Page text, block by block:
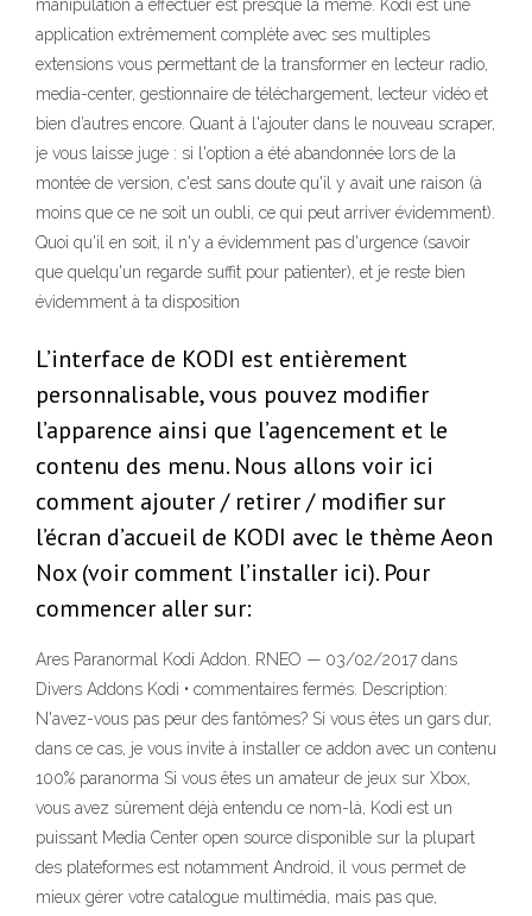
manipulation à effectuer est presque la même. Kodi est une
application extrêmement complète avec ses multiples
extensions vous permettant de la transformer en lecteur radio,
media-center, gestionnaire de téléchargement, lecteur vidéo et
bien d’autres encore. Quant à l'ajouter dans le nouveau scraper,
je vous laisse juge : si l'option a été abandonnée lors de la
montée de version, c'est sans doute qu'il y avait une raison (à
moins que ce ne soit un oubli, ce qui peut arriver évidemment).
Quoi qu'il en soit, il n'y a évidemment pas d'urgence (savoir
que quelqu'un regarde suffit pour patienter), et je reste bien
évidemment à ta disposition
L’interface de KODI est entièrement
personnalisable, vous pouvez modifier
l’apparence ainsi que l’agencement et le
contenu des menu. Nous allons voir ici
comment ajouter / retirer / modifier sur
l’écran d’accueil de KODI avec le thème Aeon
Nox (voir comment l’installer ici). Pour
commencer aller sur:
Ares Paranormal Kodi Addon. RNEO — 03/02/2017 dans
Divers Addons Kodi • commentaires fermés. Description:
N'avez-vous pas peur des fantômes? Si vous êtes un gars dur,
dans ce cas, je vous invite à installer ce addon avec un contenu
100% paranorma Si vous êtes un amateur de jeux sur Xbox,
vous avez sûrement déjà entendu ce nom-là, Kodi est un
puissant Media Center open source disponible sur la plupart
des plateformes est notamment Android, il vous permet de
mieux gérer votre catalogue multimédia, mais pas que,